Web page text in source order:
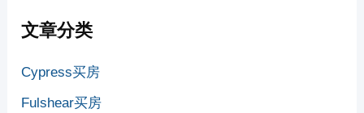
文章分类
Cypress买房
Fulshear买房